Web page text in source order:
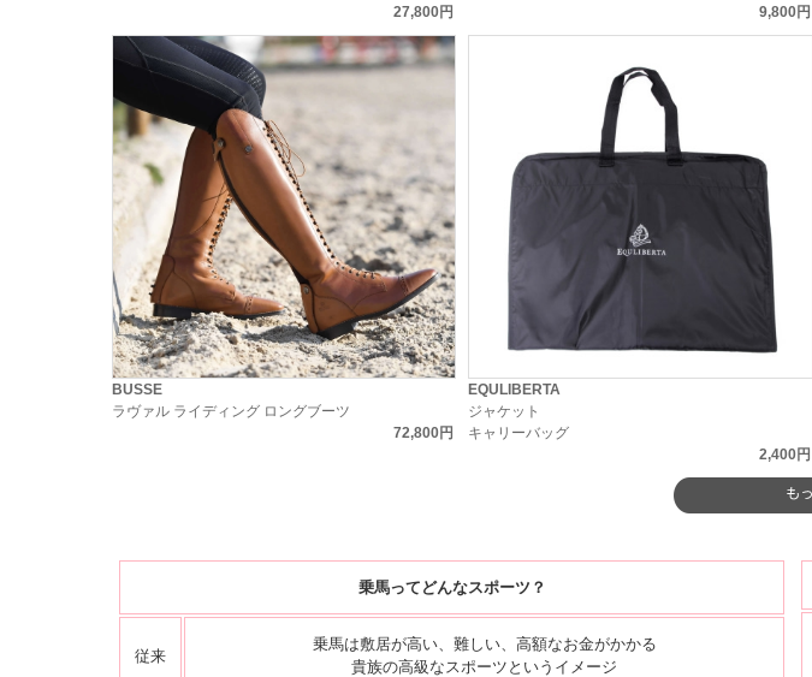
27,800円
9,800円
BUSSE
ラヴァル ライディング ロングブーツ
72,800円
EQULIBERTA
ジャケット
キャリーバッグ
2,400円
乗馬ってどんなスポーツ？
従来
乗馬は敷居が高い、難しい、高額なお金がかかる
貴族の高級なスポーツというイメージ